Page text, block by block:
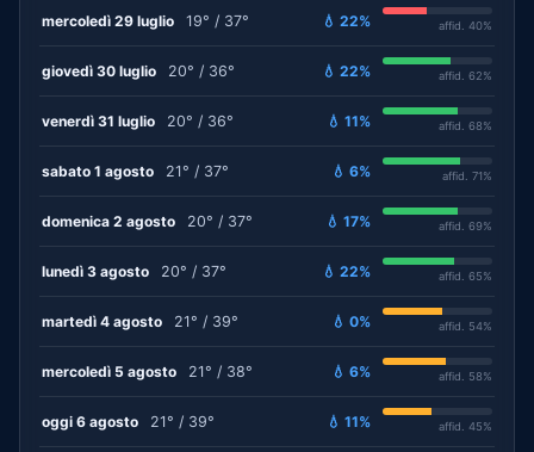
mercoledì 29 luglio 19° / 37° 💧 22% affid. 40%
giovedì 30 luglio 20° / 36° 💧 22% affid. 62%
venerdì 31 luglio 20° / 36° 💧 11% affid. 68%
sabato 1 agosto 21° / 37° 💧 6% affid. 71%
domenica 2 agosto 20° / 37° 💧 17% affid. 69%
lunedì 3 agosto 20° / 37° 💧 22% affid. 65%
martedì 4 agosto 21° / 39° 💧 0% affid. 54%
mercoledì 5 agosto 21° / 38° 💧 6% affid. 58%
oggi 6 agosto 21° / 39° 💧 11% affid. 45%